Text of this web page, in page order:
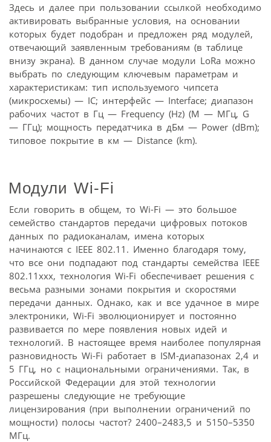
Здесь и далее при пользовании ссылкой необходимо
активировать выбранные условия, на основании
которых будет подобран и предложен ряд модулей,
отвечающий заявленным требованиям (в таблице
внизу экрана). В данном случае модули LoRa можно
выбрать по следующим ключевым параметрам и
характеристикам: тип используемого чипсета
(микросхемы) — IC; интерфейс — Interface; диапазон
рабочих частот в Гц — Frequency (Hz) (M — МГц, G
— ГГц); мощность передатчика в дБм — Power (dBm);
типовое покрытие в км — Distance (km).
Модули Wi-Fi
Если говорить в общем, то Wi-Fi — это большое
семейство стандартов передачи цифровых потоков
данных по радиоканалам, имена которых
начинаются с IEEE 802.11. Именно благодаря тому,
что все они подпадают под стандарты семейства IEEE
802.11xxx, технология Wi-Fi обеспечивает решения с
весьма разными зонами покрытия и скоростями
передачи данных. Однако, как и все удачное в мире
электроники, Wi-Fi эволюционирует и постоянно
развивается по мере появления новых идей и
технологий. В настоящее время наиболее популярная
разновидность Wi-Fi работает в ISM-диапазонах 2,4 и
5 ГГц, но с национальными ограничениями. Так, в
Российской Федерации для этой технологии
разрешены следующие не требующие
лицензирования (при выполнении ограничений по
мощности) полосы частот? 2400–2483,5 и 5150–5350
МГц.